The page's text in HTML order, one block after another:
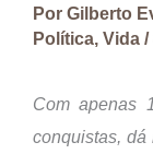
Por Gilberto
Política, Vida /
Com apenas
conquistas, dá